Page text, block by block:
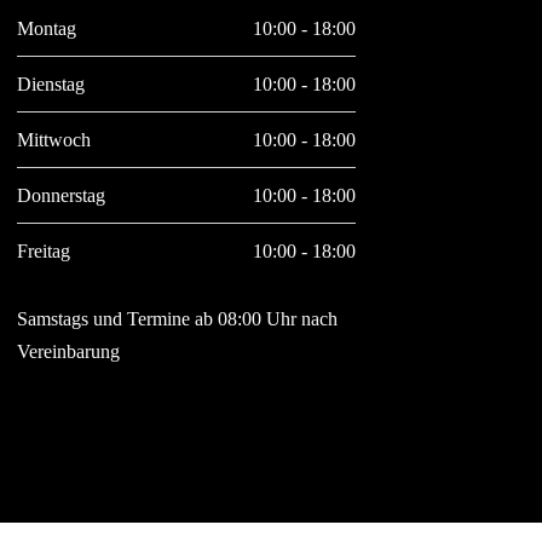
Montag 10:00 - 18:00
Dienstag 10:00 - 18:00
Mittwoch 10:00 - 18:00
Donnerstag 10:00 - 18:00
Freitag 10:00 - 18:00
Samstags und Termine ab 08:00 Uhr nach
Vereinbarung